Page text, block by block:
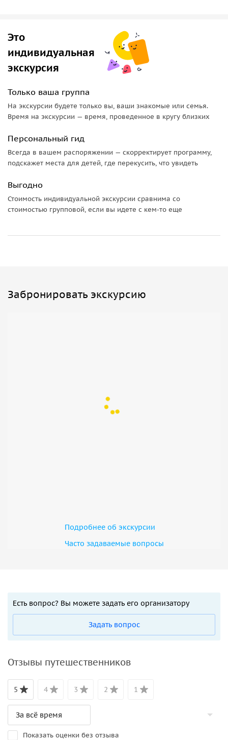
Это
индивидуальная
экскурсия
Только ваша группа
На экскурсии будете только вы, ваши знакомые или семья.
Время на экскурсии — время, проведенное в кругу близких
Персональный гид
Всегда в вашем распоряжении — скорректирует программу,
подскажет места для детей, где перекусить, что увидеть
Выгодно
Стоимость индивидуальной экскурсии сравнима со
стоимостью групповой, если вы идете с кем-то еще
Забронировать экскурсию
Подробнее об экскурсии
Часто задаваемые вопросы
Есть вопрос? Вы можете задать его организатору
Задать вопрос
Отзывы путешественников
5 4 3 2 1
Показать оценки без отзыва